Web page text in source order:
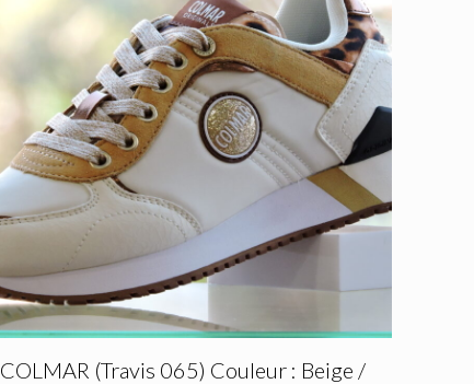
COLMAR (Travis 065) Couleur : Beige /